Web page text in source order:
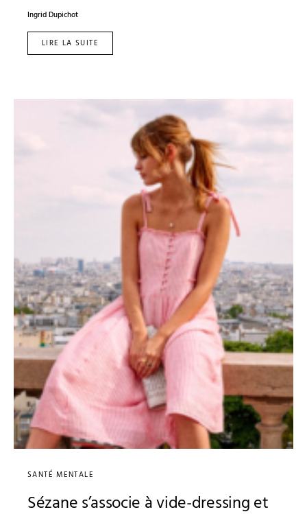
Ingrid Dupichot
LIRE LA SUITE
SANTÉ MENTALE
Sézane s’associe à vide-dressing et